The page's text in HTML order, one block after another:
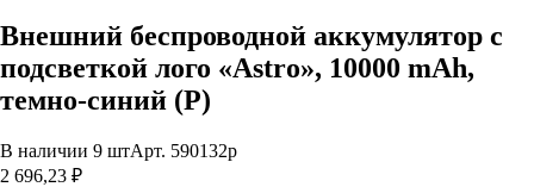
Внешний беспроводной аккумулятор с
подсветкой лого «Astro», 10000 mAh,
темно-синий (Р)
В наличии 9 штАрт. 590132p
2 696,23 ₽